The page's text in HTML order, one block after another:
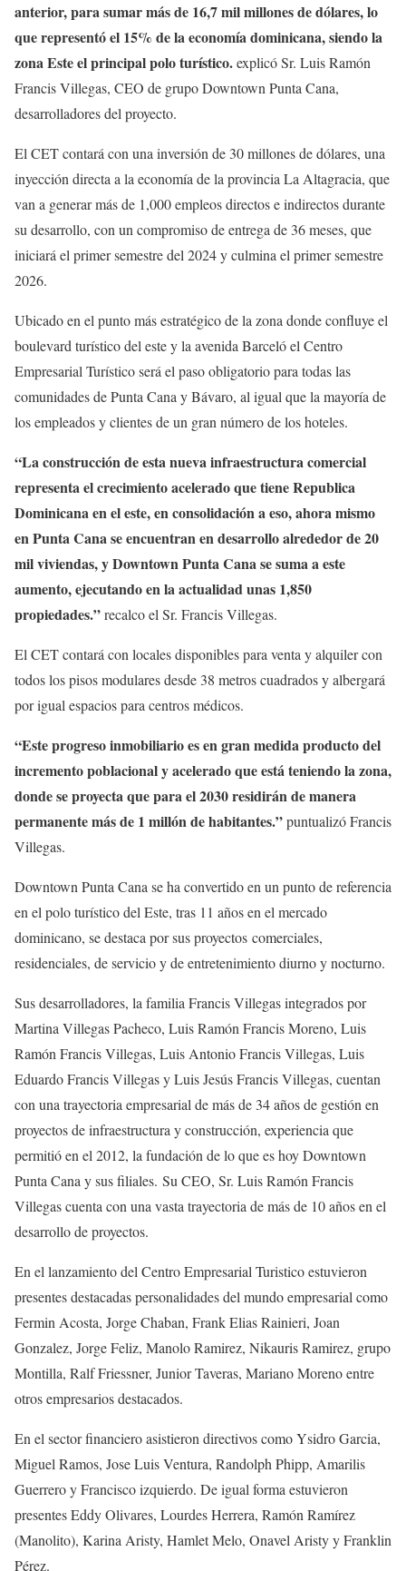
anterior, para sumar más de 16,7 mil millones de dólares, lo
que representó el 15% de la economía dominicana, siendo la
zona Este el principal polo turístico.explicó Sr. Luis Ramón
Francis Villegas, CEO de grupo Downtown Punta Cana,
desarrolladores del proyecto.
El CET contará con una inversión de 30 millones de dólares, una
inyección directa a la economía de la provincia La Altagracia, que
van a generar más de 1,000 empleos directos e indirectos durante
su desarrollo, con un compromiso de entrega de 36 meses, que
iniciará el primer semestre del 2024 y culmina el primer semestre
2026.
Ubicado en el punto más estratégico de la zona donde confluye el
boulevard turístico del este y la avenida Barceló el Centro
Empresarial Turístico será el paso obligatorio para todas las
comunidades de Punta Cana y Bávaro, al igual que la mayoría de
los empleados y clientes de un gran número de los hoteles.
“La construcción de esta nueva infraestructura comercial
representa el crecimiento acelerado que tiene Republica
Dominicana en el este, en consolidación a eso, ahora mismo
en Punta Cana se encuentran en desarrollo alrededor de 20
mil viviendas, y Downtown Punta Cana se suma a este
aumento, ejecutando en la actualidad unas 1,850
propiedades.”recalco el Sr. Francis Villegas.
El CET contará con locales disponibles para venta y alquiler con
todos los pisos modulares desde 38 metros cuadrados y albergará
por igual espacios para centros médicos.
“Este progreso inmobiliario es en gran medida producto del
incremento poblacional y acelerado que está teniendo la zona,
donde se proyecta que para el 2030 residirán de manera
permanente más de 1 millón de habitantes.”puntualizó Francis
Villegas.
Downtown Punta Cana se ha convertido en un punto de referencia
en el polo turístico del Este, tras 11 años en el mercado
dominicano, se destaca por sus proyectos comerciales,
residenciales, de servicio y de entretenimiento diurno y nocturno.
Sus desarrolladores, la familia Francis Villegas integrados por
Martina Villegas Pacheco, Luis Ramón Francis Moreno, Luis
Ramón Francis Villegas, Luis Antonio Francis Villegas, Luis
Eduardo Francis Villegas y Luis Jesús Francis Villegas, cuentan
con una trayectoria empresarial de más de 34 años de gestión en
proyectos de infraestructura y construcción, experiencia que
permitió en el 2012, la fundación de lo que es hoy Downtown
Punta Cana y sus filiales. Su CEO, Sr. Luis Ramón Francis
Villegas cuenta con una vasta trayectoria de más de 10 años en el
desarrollo de proyectos.
En el lanzamiento del Centro Empresarial Turistico estuvieron
presentes destacadas personalidades del mundo empresarial como
Fermin Acosta, Jorge Chaban, Frank Elias Rainieri, Joan
Gonzalez, Jorge Feliz, Manolo Ramirez, Nikauris Ramirez, grupo
Montilla, Ralf Friessner, Junior Taveras, Mariano Moreno entre
otros empresarios destacados.
En el sector financiero asistieron directivos como Ysidro Garcia,
Miguel Ramos, Jose Luis Ventura, Randolph Phipp, Amarilis
Guerrero y Francisco izquierdo. De igual forma estuvieron
presentes Eddy Olivares, Lourdes Herrera, Ramón Ramírez
(Manolito), Karina Aristy, Hamlet Melo, Onavel Aristy y Franklin
Pérez.